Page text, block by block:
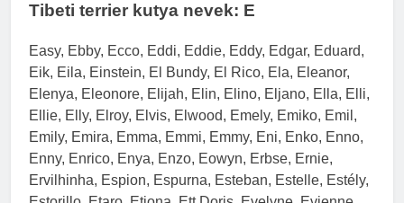
Tibeti terrier kutya nevek: E
Easy, Ebby, Ecco, Eddi, Eddie, Eddy, Edgar, Eduard,
Eik, Eila, Einstein, El Bundy, El Rico, Ela, Eleanor,
Elenya, Eleonore, Elijah, Elin, Elino, Eljano, Ella, Elli,
Ellie, Elly, Elroy, Elvis, Elwood, Emely, Emiko, Emil,
Emily, Emira, Emma, Emmi, Emmy, Eni, Enko, Enno,
Enny, Enrico, Enya, Enzo, Eowyn, Erbse, Ernie,
Ervilhinha, Espion, Espurna, Esteban, Estelle, Estély,